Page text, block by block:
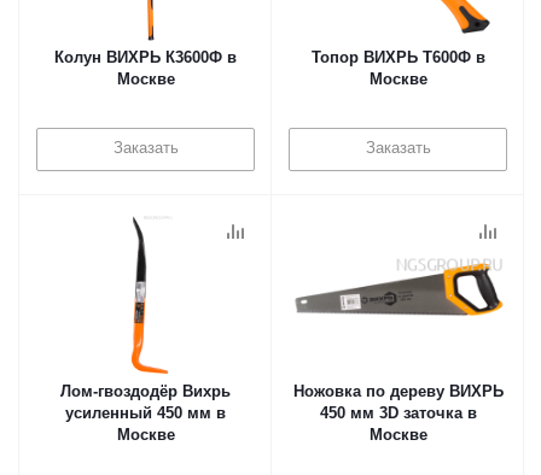
Колун ВИХРЬ К3600Ф в
Москве
Заказать
Топор ВИХРЬ Т600Ф в
Москве
Заказать
Лом-гвоздодёр Вихрь
усиленный 450 мм в
Москве
Ножовка по дереву ВИХРЬ
450 мм 3D заточка в
Москве